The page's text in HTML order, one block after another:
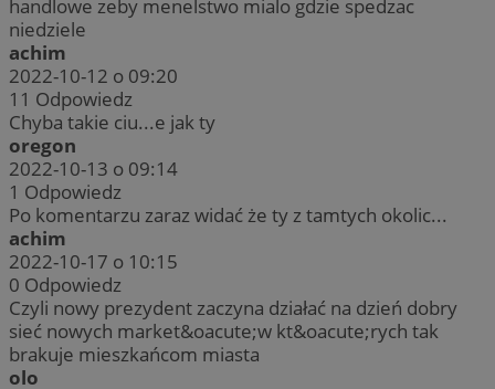
handlowe zeby menelstwo mialo gdzie spedzac
niedziele
achim
2022-10-12 o 09:20
11 Odpowiedz
Chyba takie ciu...e jak ty
oregon
2022-10-13 o 09:14
1 Odpowiedz
Po komentarzu zaraz widać że ty z tamtych okolic...
achim
2022-10-17 o 10:15
0 Odpowiedz
Czyli nowy prezydent zaczyna działać na dzień dobry
sieć nowych market&oacute;w kt&oacute;rych tak
brakuje mieszkańcom miasta
olo